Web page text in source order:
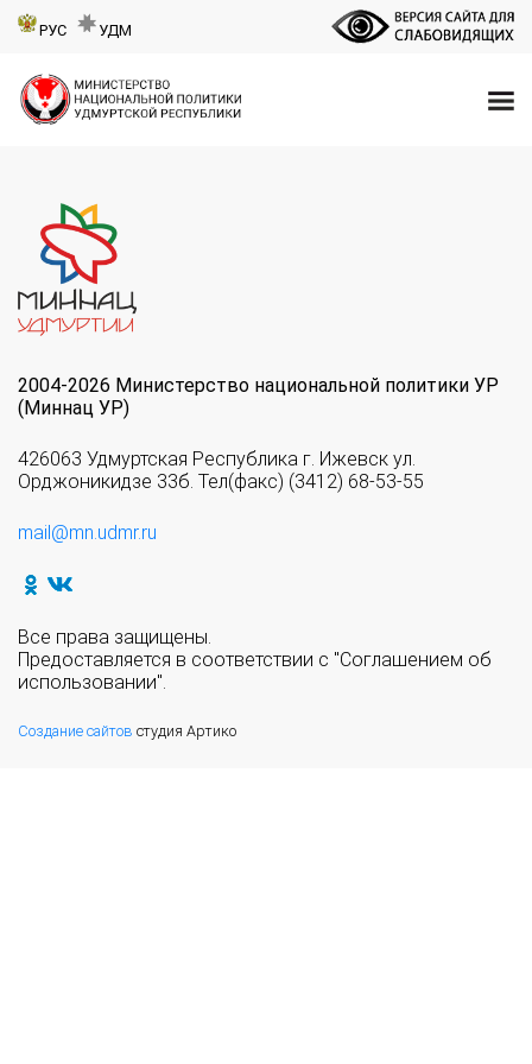
РУС УДМ
2004-2026 Министерство национальной политики УР
(Миннац УР)
426063 Удмуртская Республика г. Ижевск ул.
Орджоникидзе 33б. Тел(факс) (3412) 68-53-55
mail@mn.udmr.ru
Все права защищены.
Предоставляется в соответствии с "Соглашением об
использовании".
Создание сайтов студия Артико